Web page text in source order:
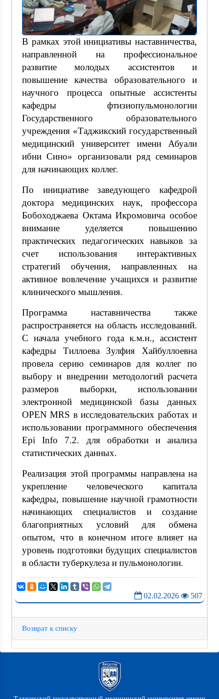
В рамках этой инициативы наставничества,
направленной на профессиональное
развитие молодых ассистентов и
повышение качества образовательного и
научного процесса опытные ассистенты
кафедры фтизиопульмонологии
Государственного образовательного
учреждения «Таджикский государственный
медицинский университет имени Абуали
ибни Сино» организовали ряд семинаров
для начинающих коллег.
По инициативе заведующего кафедрой
доктора медицинских наук, профессора
Бобоходжаева Октама Икромовича особое
внимание уделяется повышению
практических педагогических навыков за
счет использования интерактивных
стратегий обучения, направленных на
активное вовлечение учащихся и развитие
клинического мышления.
Программа наставничества также
распространяется на область исследований.
С начала учебного года к.м.н., ассистент
кафедры Тиллоева Зулфия Хайбуллоевна
провела серию семинаров для коллег по
выбору и внедрении методологий расчета
размеров выборки, использовании
электронной медицинской базы данных
OPEN MRS в исследовательских работах и
использовании программного обеспечения
Epi Info 7.2. для обработки и анализа
статистических данных.
Реализация этой программы направлена на
укрепление человеческого капитала
кафедры, повышение научной грамотности
начинающих специалистов и создание
благоприятных условий для обмена
опытом, что в конечном итоге влияет на
уровень подготовки будущих специалистов
в области туберкулеза и пульмонологии.
02.02.2026 507
Возврат к списку